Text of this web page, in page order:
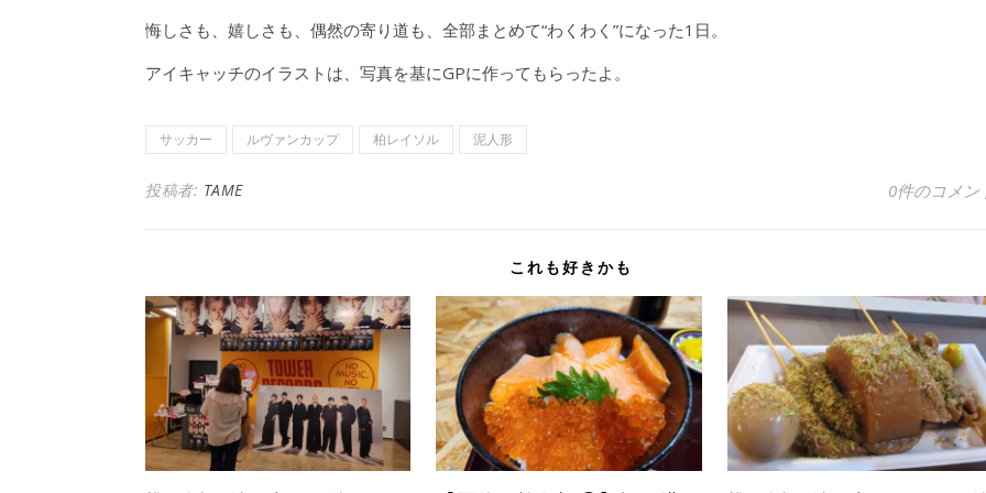
悔しさも、嬉しさも、偶然の寄り道も、全部まとめて“わくわく”になった1日。
アイキャッチのイラストは、写真を基にGPに作ってもらったよ。
サッカー ルヴァンカップ 柏レイソル 泥人形
投稿者: TAME 0件のコメン
これも好きかも